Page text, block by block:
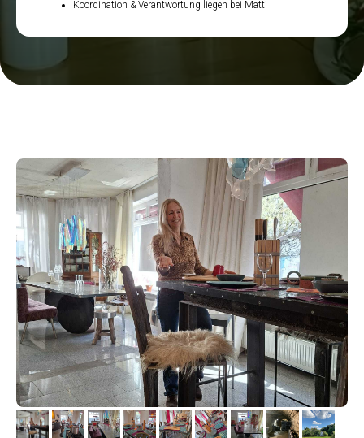
Koordination & Verantwortung liegen bei Matti